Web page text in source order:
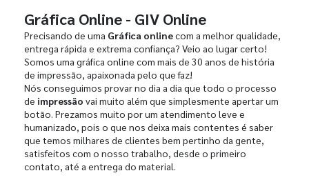
Gráfica Online - GIV Online
Precisando de uma Gráfica onlinecom a melhor qualidade,
entrega rápida e extrema confiança? Veio ao lugar certo!
Somos uma gráfica online com mais de 30 anos de história
de impressão, apaixonada pelo que faz!
Nós conseguimos provar no dia a dia que todo o processo
de impressão vai muito além que simplesmente apertar um
botão. Prezamos muito por um atendimento leve e
humanizado, pois o que nos deixa mais contentes é saber
que temos milhares de clientes bem pertinho da gente,
satisfeitos com o nosso trabalho, desde o primeiro
contato, até a entrega do material.